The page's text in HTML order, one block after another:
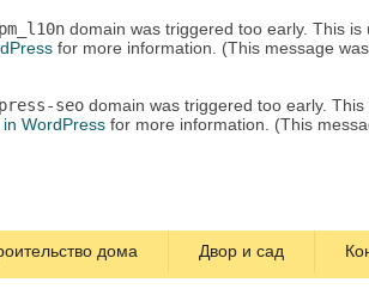
domain was triggered too early. This
for more information. (This message
seo domain was triggered too early.
WordPress for more information. (This
дома Двор и сад